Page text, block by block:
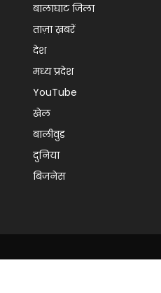
बालाघाट जिला
ताज़ा ख़बरें
देश
मध्य प्रदेश
YouTube
खेल
बालीवुड
दुनिया
बिजनेस